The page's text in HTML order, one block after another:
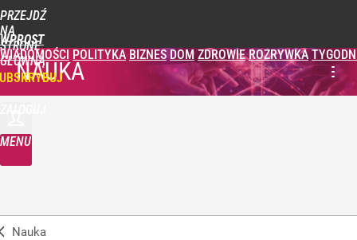
PRZEJDŹ
NA
STRONĘ
GŁÓWNĄ
WPROST
WIADOMOŚCI POLITYKA BIZNES DOM ZDROWIE ROZRYWKA
MENU
NAUKA
Nauka